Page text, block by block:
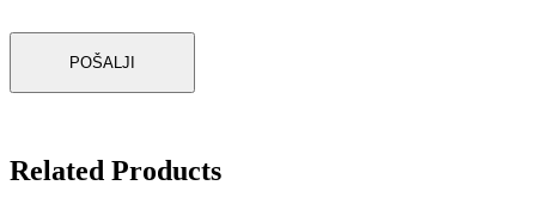
Related Products